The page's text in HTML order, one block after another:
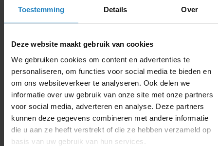
Toestemming Details Over
Deze website maakt gebruik van cookies
We gebruiken cookies om content en advertenties te
personaliseren, om functies voor social media te bieden en
om ons websiteverkeer te analyseren. Ook delen we
informatie over uw gebruik van onze site met onze partners
voor social media, adverteren en analyse. Deze partners
kunnen deze gegevens combineren met andere informatie
die u aan ze heeft verstrekt of die ze hebben verzameld op
basis van uw gebruik van hun services.
Volg onze socials
incidenteel rijden?
Waar vind ik de officiële regels omtrent
code 95?